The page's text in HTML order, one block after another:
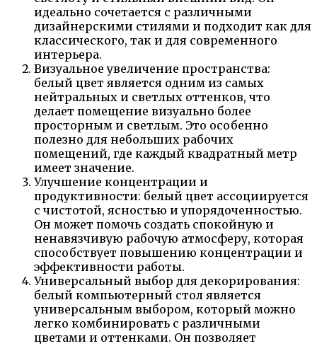
идеально сочетается с различными
дизайнерскими стилями и подходит как для
классического, так и для современного
интерьера.
Визуальное увеличение пространства:
белый цвет является одним из самых
нейтральных и светлых оттенков, что
делает помещение визуально более
просторным и светлым. Это особенно
полезно для небольших рабочих
помещений, где каждый квадратный метр
имеет значение.
Улучшение концентрации и
продуктивности: белый цвет ассоциируется
с чистотой, ясностью и упорядоченностью.
Он может помочь создать спокойную и
ненавязчивую рабочую атмосферу, которая
способствует повышению концентрации и
эффективности работы.
Универсальный выбор для декорирования:
белый компьютерный стол является
универсальным выбором, который можно
легко комбинировать с различными
цветами и оттенками. Он позволяет